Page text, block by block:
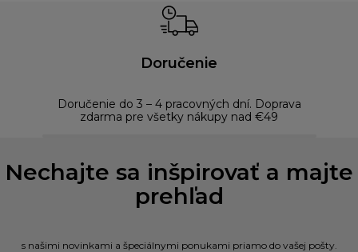
Doručenie
Doručenie do 3 – 4 pracovných dní. Doprava
zdarma pre všetky nákupy nad €49
Nechajte sa inšpirovať a majte
prehľad
s našimi novinkami a špeciálnymi ponukami priamo do vašej pošty.